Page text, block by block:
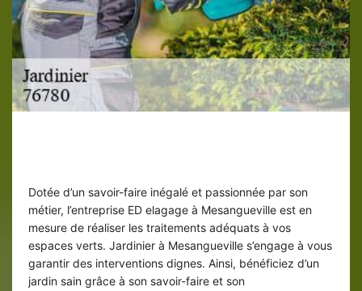
Dotée d’un savoir-faire inégalé et passionnée par son
métier, l’entreprise ED elagage à Mesangueville est en
mesure de réaliser les traitements adéquats à vos
espaces verts. Jardinier à Mesangueville s’engage à vous
garantir des interventions dignes. Ainsi, bénéficiez d’un
jardin sain grâce à son savoir-faire et son